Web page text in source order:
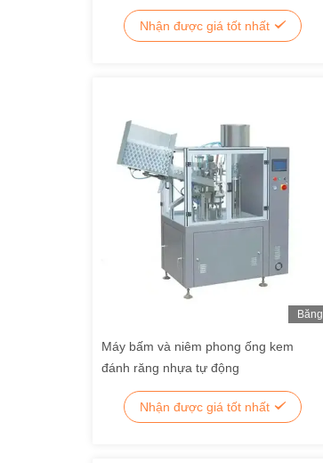
Nhận được giá tốt nhất
Băng
Máy bấm và niêm phong ống kem
đánh răng nhựa tự động
Nhận được giá tốt nhất